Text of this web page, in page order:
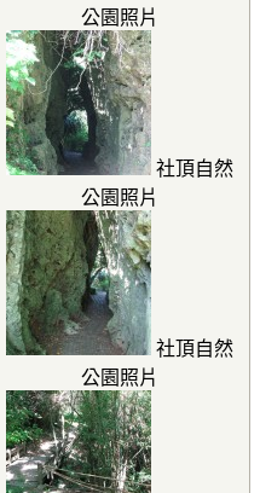
公園照片
社頂自然
公園照片
社頂自然
公園照片